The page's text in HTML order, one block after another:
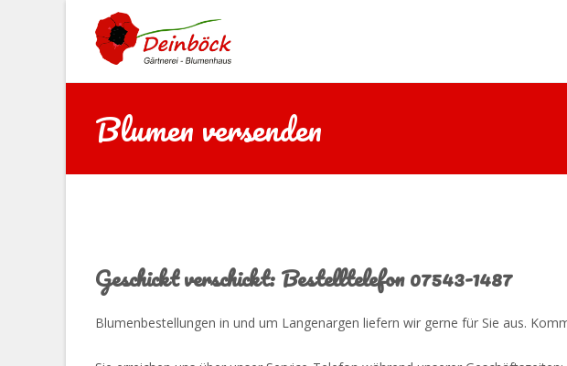
Blumen versenden
Geschickt verschickt: Bestelltelefon 07543-1487
Blumenbestellungen in und um Langenargen liefern wir gerne für Sie aus.